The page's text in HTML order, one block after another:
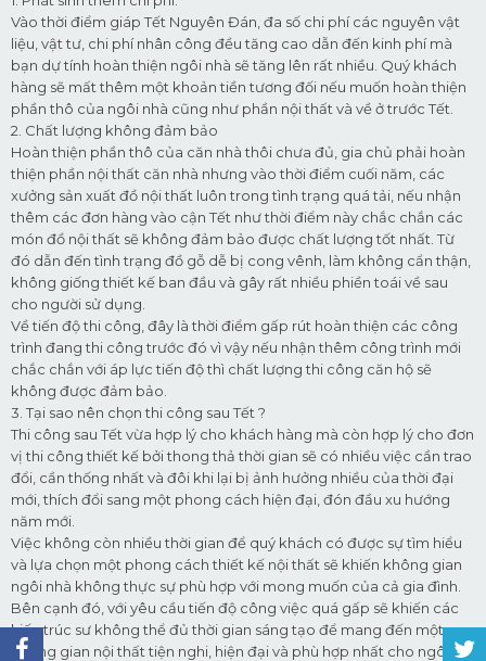
Vào thời điểm giáp Tết Nguyên Đán, đa số chi phí các nguyên vật
liệu, vật tư, chi phí nhân công đều tăng cao dẫn đến kinh phí mà
bạn dự tính hoàn thiện ngôi nhà sẽ tăng lên rất nhiều. Quý khách
hàng sẽ mất thêm một khoản tiền tương đối nếu muốn hoàn thiện
phần thô của ngôi nhà cũng như phần nội thất và về ở trước Tết.
2. Chất lượng không đảm bảo
Hoàn thiện phần thô của căn nhà thôi chưa đủ, gia chủ phải hoàn
thiện phần nội thất căn nhà nhưng vào thời điểm cuối năm, các
xưởng sản xuất đồ nội thất luôn trong tình trạng quá tải, nếu nhận
thêm các đơn hàng vào cận Tết như thời điểm này chắc chắn các
món đồ nội thất sẽ không đảm bảo được chất lượng tốt nhất. Từ
đó dẫn đến tình trạng đồ gỗ dễ bị cong vênh, làm không cẩn thận,
không giống thiết kế ban đầu và gây rất nhiều phiền toái về sau
cho người sử dụng.
Về tiến độ thi công, đây là thời điểm gấp rút hoàn thiện các công
trình đang thi công trước đó vì vậy nếu nhận thêm công trình mới
chắc chắn với áp lực tiến độ thì chất lượng thi công căn hộ sẽ
không được đảm bảo.
3. Tại sao nên chọn thi công sau Tết ?
Thi công sau Tết vừa hợp lý cho khách hàng mà còn hợp lý cho đơn
vị thi công thiết kế bởi thong thả thời gian sẽ có nhiều việc cần trao
đổi, cần thống nhất và đôi khi lại bị ảnh hưởng nhiều của thời đại
mới, thích đổi sang một phong cách hiện đại, đón đầu xu hướng
năm mới.
Việc không còn nhiều thời gian để quý khách có được sự tìm hiểu
và lựa chọn một phong cách thiết kế nội thất sẽ khiến không gian
ngôi nhà không thực sự phù hợp với mong muốn của cả gia đình.
️Bên cạnh đó, với yêu cầu tiến độ công việc quá gấp sẽ khiến các
kiến trúc sư không thể đủ thời gian sáng tạo để mang đến một
không gian nội thất tiện nghi, hiện đại và phù hợp nhất cho ngôi